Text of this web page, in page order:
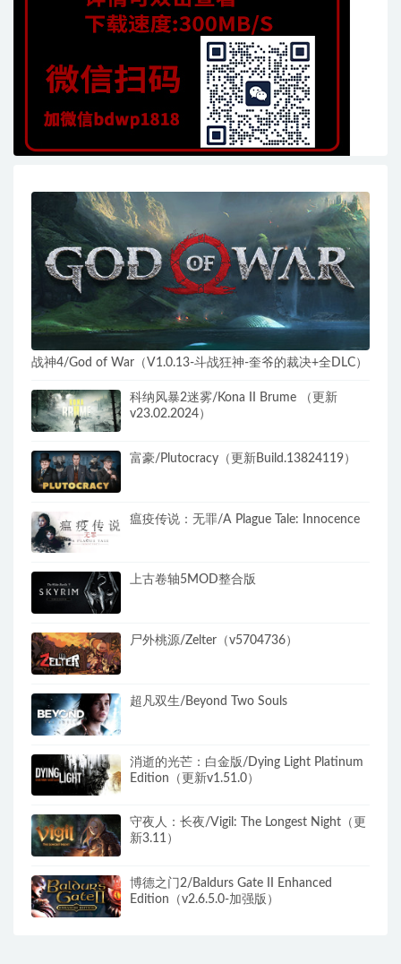
战神4/God of War（V1.0.13-斗战狂神-奎爷的裁决+全DLC）
科纳风暴2迷雾/Kona II Brume （更新
v23.02.2024）
富豪/Plutocracy（更新Build.13824119）
瘟疫传说：无罪/A Plague Tale: Innocence
上古卷轴5MOD整合版
尸外桃源/Zelter（v5704736）
超凡双生/Beyond Two Souls
消逝的光芒：白金版/Dying Light Platinum
Edition（更新v1.51.0）
守夜人：长夜/Vigil: The Longest Night（更
新3.11）
博德之门2/Baldurs Gate II Enhanced
Edition（v2.6.5.0-加强版）